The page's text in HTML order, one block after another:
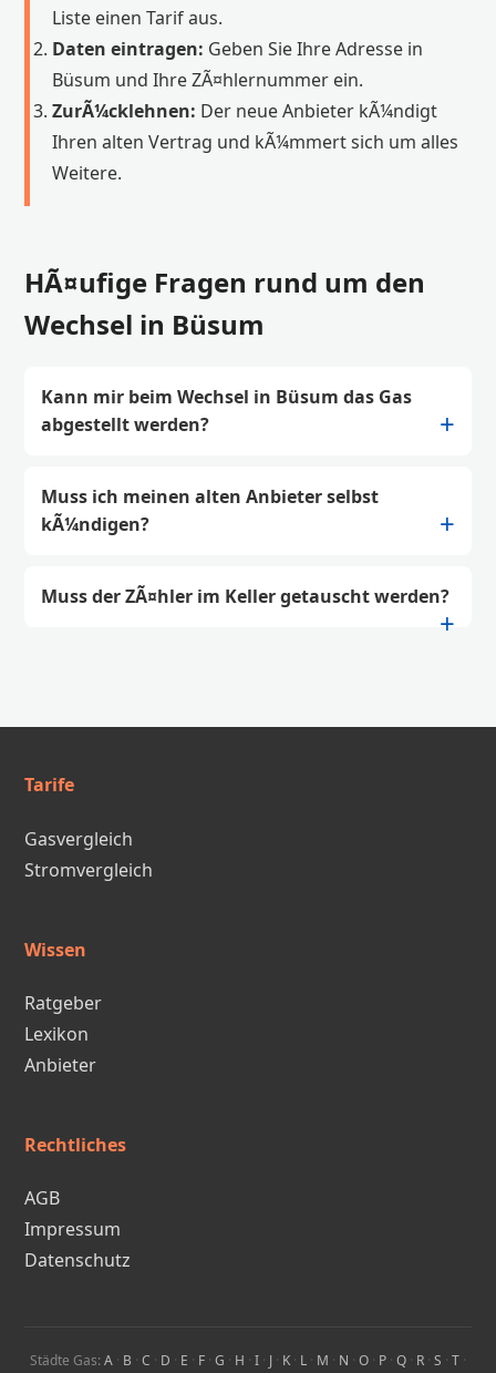
Liste einen Tarif aus.
Daten eintragen: Geben Sie Ihre Adresse in
Büsum und Ihre ZÃ¤hlernummer ein.
ZurÃ¼cklehnen: Der neue Anbieter kÃ¼ndigt
Ihren alten Vertrag und kÃ¼mmert sich um alles
Weitere.
HÃ¤ufige Fragen rund um den
Wechsel in Büsum
Kann mir beim Wechsel in Büsum das Gas
abgestellt werden?
Muss ich meinen alten Anbieter selbst
kÃ¼ndigen?
Muss der ZÃ¤hler im Keller getauscht werden?
Tarife
Gasvergleich
Stromvergleich
Wissen
Ratgeber
Lexikon
Anbieter
Rechtliches
AGB
Impressum
Datenschutz
Städte Gas: A · B · C · D · E · F · G · H · I · J · K · L · M · N · O · P · Q · R · S · T ·